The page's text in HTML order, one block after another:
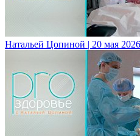
Натальей Цопиной | 20 мая